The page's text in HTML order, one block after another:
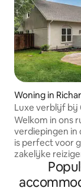
Woning in
Luxe verblijf bij
Bed Rm | 2
Welkom in ons
verdiepingen in
is perfect voor
zakelijke
slaapkamers -
kingsize
slaapkamer